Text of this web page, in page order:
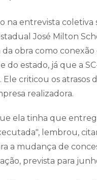
na entrevista coletiva
José Milton
obra como
do estado, já que a
Ele criticou os atrasos
realizadora.
ela tinha que
lembrou,
a mudança de
prevista para